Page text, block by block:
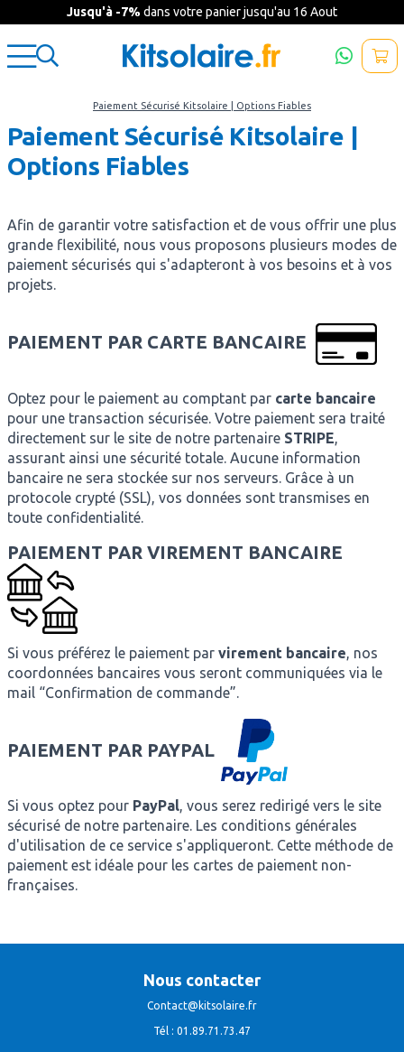
Jusqu'à -7% dans votre panier jusqu'au 16 Aout
Paiement Sécurisé Kitsolaire | Options Fiables
Paiement Sécurisé Kitsolaire |
Options Fiables
Afin de garantir votre satisfaction et de vous offrir une plus
grande flexibilité, nous vous proposons plusieurs modes de
paiement sécurisés qui s'adapteront à vos besoins et à vos
projets.
PAIEMENT PAR CARTE BANCAIRE
Optez pour le paiement au comptant par carte bancaire
pour une transaction sécurisée. Votre paiement sera traité
directement sur le site de notre partenaire STRIPE,
assurant ainsi une sécurité totale. Aucune information
bancaire ne sera stockée sur nos serveurs. Grâce à un
protocole crypté (SSL), vos données sont transmises en
toute confidentialité.
PAIEMENT PAR VIREMENT BANCAIRE
Si vous préférez le paiement par virement bancaire, nos
coordonnées bancaires vous seront communiquées via le
mail “Confirmation de commande”.
PAIEMENT PAR PAYPAL
Si vous optez pour PayPal, vous serez redirigé vers le site
sécurisé de notre partenaire. Les conditions générales
d'utilisation de ce service s'appliqueront. Cette méthode de
paiement est idéale pour les cartes de paiement non-
françaises.
Nous contacter
Contact@kitsolaire.fr
Tél : 01.89.71.73.47